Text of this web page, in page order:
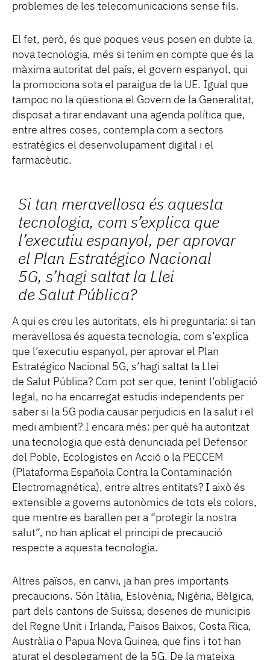
problemes de les telecomunicacions sense fils.
El fet, però, és que poques veus posen en dubte la
nova tecnologia, més si tenim en compte que és la
màxima autoritat del país, el govern espanyol, qui
la promociona sota el paraigua de la UE. Igual que
tampoc no la qüestiona el Govern de la Generalitat,
disposat a tirar endavant una agenda política que,
entre altres coses, contempla com a sectors
estratègics el desenvolupament digital i el
farmacèutic.
Si tan meravellosa és aquesta
tecnologia, com s’explica que
l’executiu espanyol, per aprovar
el Plan Estratégico Nacional
5G, s’hagi saltat la Llei
de Salut Pública?
A qui es creu les autoritats, els hi preguntaria: si tan
meravellosa és aquesta tecnologia, com s’explica
que l’executiu espanyol, per aprovar el Plan
Estratégico Nacional 5G, s’hagi saltat la Llei
de Salut Pública? Com pot ser que, tenint l’obligació
legal, no ha encarregat estudis independents per
saber si la 5G podia causar perjudicis en la salut i el
medi ambient? I encara més: per què ha autoritzat
una tecnologia que està denunciada pel Defensor
del Poble, Ecologistes en Acció o la PECCEM
(Plataforma Española Contra la Contaminación
Electromagnética), entre altres entitats? I això és
extensible a governs autonòmics de tots els colors,
que mentre es barallen per a “protegir la nostra
salut”, no han aplicat el principi de precaució
respecte a aquesta tecnologia.
Altres països, en canvi, ja han pres importants
precaucions. Són Itàlia, Eslovènia, Nigèria, Bèlgica,
part dels cantons de Suïssa, desenes de municipis
del Regne Unit i Irlanda, Països Baixos, Costa Rica,
Austràlia o Papua Nova Guinea, que fins i tot han
aturat el desplegament de la 5G. De la mateixa